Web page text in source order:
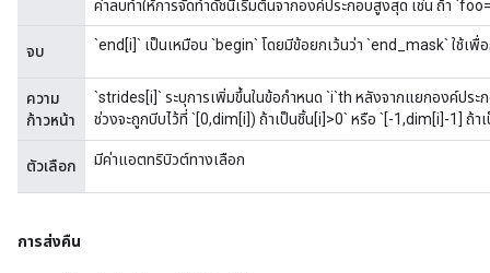
ค่าลบทำให้การจัดทำดัชนีเริ่มต้นจากองค์ประกอบสูงสุด เช่น ถ้า
จบ `end[i]` เป็นเหมือน `begin` โดยมีข้อยกเว้นว่า `end_mask` ใช้เ
ความ
ก้าวหน้า
`strides[i]` ระบุการเพิ่มขึ้นในข้อกำหนด `i`th หลังจากแยกองค์ปร
ช่วงจะถูกบีบไว้ที่ `[0,dim[i]) ถ้าเป็นชิ้น[i]>0` หรือ `[-1,dim[i]-1] ถ้า
ตัวเลือก มีค่าแอตทริบิวต์ทางเลือก
การส่งคืน